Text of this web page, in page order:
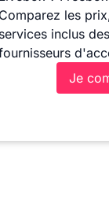
Comparez les
services inclus
Je